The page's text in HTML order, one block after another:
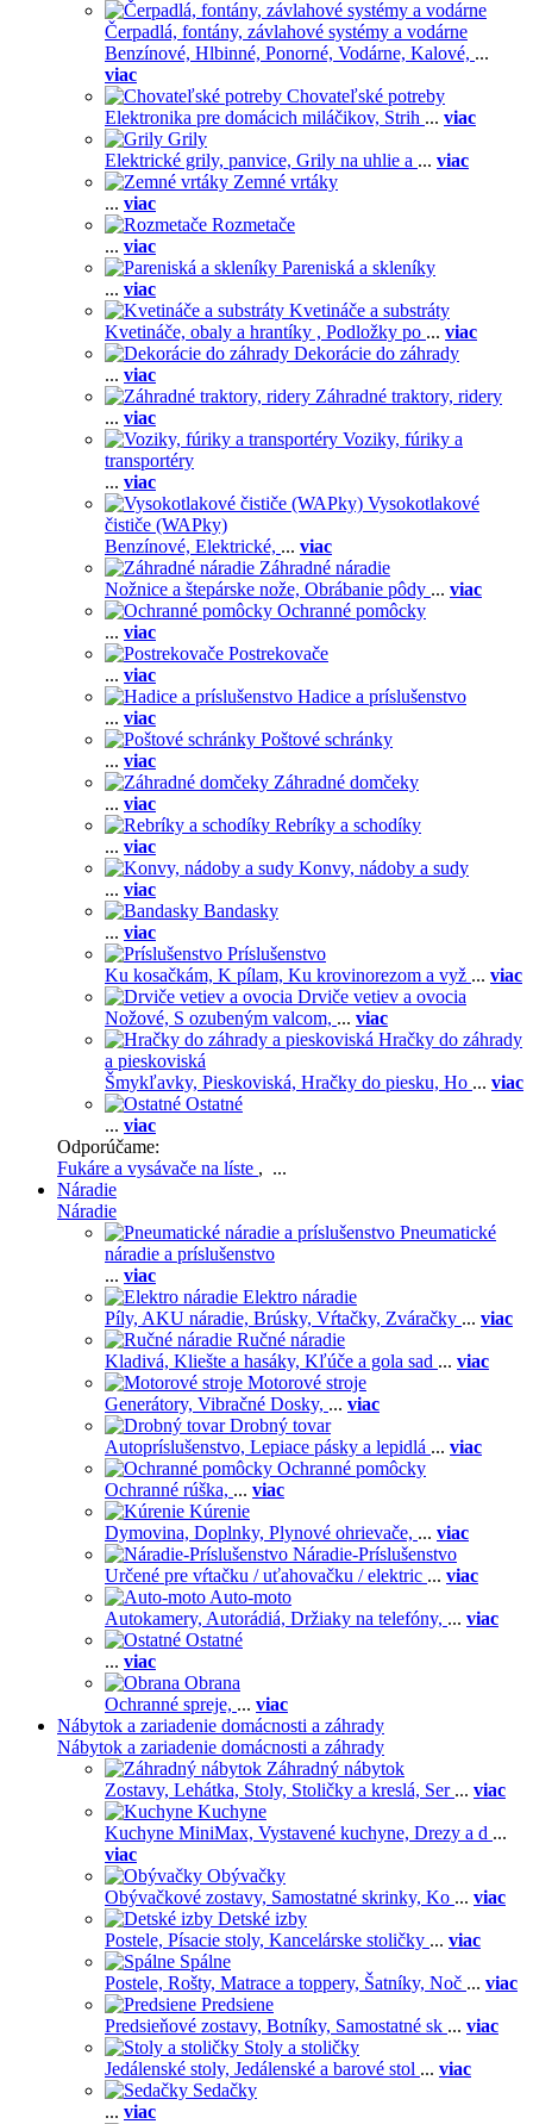
Čerpadlá, fontány, závlahové systémy a vodárne
Benzínové, Hlbinné, Ponorné, Vodárne, Kalové, ...
viac
Chovateľské potreby
Elektronika pre domácich miláčikov, Strih ... viac
Grily
Elektrické grily, panvice, Grily na uhlie a ... viac
Zemné vrtáky
... viac
Rozmetače
... viac
Pareniská a skleníky
... viac
Kvetináče a substráty
Kvetináče, obaly a hrantíky , Podložky po ... viac
Dekorácie do záhrady
... viac
Záhradné traktory, ridery
... viac
Voziky, fúriky a
transportéry
... viac
Vysokotlakové
čističe (WAPky)
Benzínové, Elektrické, ... viac
Záhradné náradie
Nožnice a štepárske nože, Obrábanie pôdy ... viac
Ochranné pomôcky
... viac
Postrekovače
... viac
Hadice a príslušenstvo
... viac
Poštové schránky
... viac
Záhradné domčeky
... viac
Rebríky a schodíky
... viac
Konvy, nádoby a sudy
... viac
Bandasky
... viac
Príslušenstvo
Ku kosačkám, K pílam, Ku krovinorezom a vyž ... viac
Drviče vetiev a ovocia
Nožové, S ozubeným valcom, ... viac
Hračky do záhrady
a pieskoviská
Šmykľavky, Pieskoviská, Hračky do piesku, Ho ... viac
Ostatné
... viac
Odporúčame:
Fukáre a vysávače na líste , ...
Náradie
Náradie
Pneumatické
náradie a príslušenstvo
... viac
Elektro náradie
Píly, AKU náradie, Brúsky, Vŕtačky, Zváračky ... viac
Ručné náradie
Kladivá, Kliešte a hasáky, Kľúče a gola sad ... viac
Motorové stroje
Generátory, Vibračné Dosky, ... viac
Drobný tovar
Autopríslušenstvo, Lepiace pásky a lepidlá ... viac
Ochranné pomôcky
Ochranné rúška, ... viac
Kúrenie
Dymovina, Doplnky, Plynové ohrievače, ... viac
Náradie-Príslušenstvo
Určené pre vŕtačku / uťahovačku / elektric ... viac
Auto-moto
Autokamery, Autorádiá, Držiaky na telefóny, ... viac
Ostatné
... viac
Obrana
Ochranné spreje, ... viac
Nábytok a zariadenie domácnosti a záhrady
Nábytok a zariadenie domácnosti a záhrady
Záhradný nábytok
Zostavy, Lehátka, Stoly, Stoličky a kreslá, Ser ... viac
Kuchyne
Kuchyne MiniMax, Vystavené kuchyne, Drezy a d ...
viac
Obývačky
Obývačkové zostavy, Samostatné skrinky, Ko ... viac
Detské izby
Postele, Písacie stoly, Kancelárske stoličky ... viac
Spálne
Postele, Rošty, Matrace a toppery, Šatníky, Noč ... viac
Predsiene
Predsieňové zostavy, Botníky, Samostatné sk ... viac
Stoly a stoličky
Jedálenské stoly, Jedálenské a barové stol ... viac
Sedačky
... viac